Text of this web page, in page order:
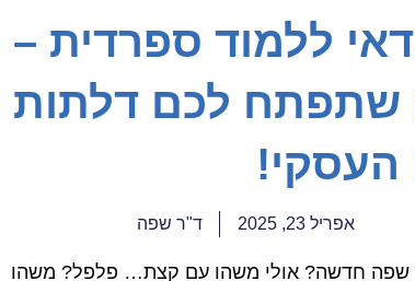
ללמוד ספרדית –
לכם דלתות
העסקי!
אפריל 23, 2025 ד"ר שפה
שפה חדשה? אולי משהו עם קצת… פלפל? משהו